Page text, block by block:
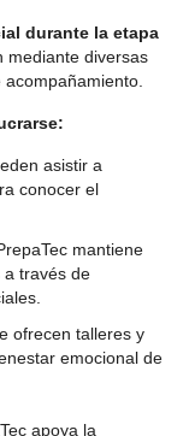
durante la etapa
mediante diversas
asistir a
conocer el
mantiene
a través de
ofrecen talleres y
emocional de
apoya la